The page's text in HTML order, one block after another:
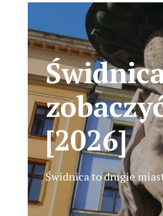
Kościół
UNESCO
Kościół Pokoju w